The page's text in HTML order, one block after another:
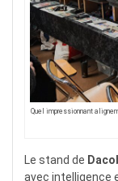
Quel impressionnant
Le stand de
avec intelligence